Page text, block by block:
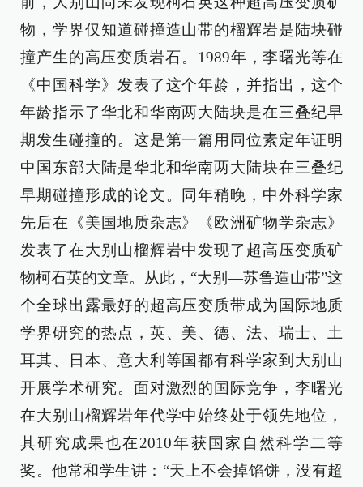
物，学界仅知道碰撞造山带的榴辉岩是陆块碰
撞产生的高压变质岩石。1989年，李曙光等在
《中国科学》发表了这个年龄，并指出，这个
年龄指示了华北和华南两大陆块是在三叠纪早
期发生碰撞的。这是第一篇用同位素定年证明
中国东部大陆是华北和华南两大陆块在三叠纪
早期碰撞形成的论文。同年稍晚，中外科学家
先后在《美国地质杂志》《欧洲矿物学杂志》
发表了在大别山榴辉岩中发现了超高压变质矿
物柯石英的文章。从此，“大别—苏鲁造山带”这
个全球出露最好的超高压变质带成为国际地质
学界研究的热点，英、美、德、法、瑞士、土
耳其、日本、意大利等国都有科学家到大别山
开展学术研究。面对激烈的国际竞争，李曙光
在大别山榴辉岩年代学中始终处于领先地位，
其研究成果也在2010年获国家自然科学二等
奖。他常和学生讲：“天上不会掉馅饼，没有超